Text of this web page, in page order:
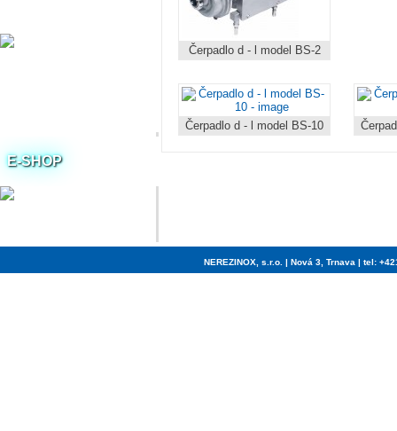
trubky
E-SHOP
Čerpadlo d - l model BS-2
Čerpadlo d - l model BS-10
NEREZINOX, s.r.o. | Nová 3, Trnava | tel: